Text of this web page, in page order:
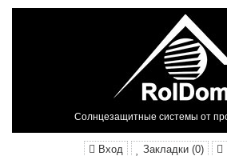
Солнцезащитные системы от
Вход Закладки (0)